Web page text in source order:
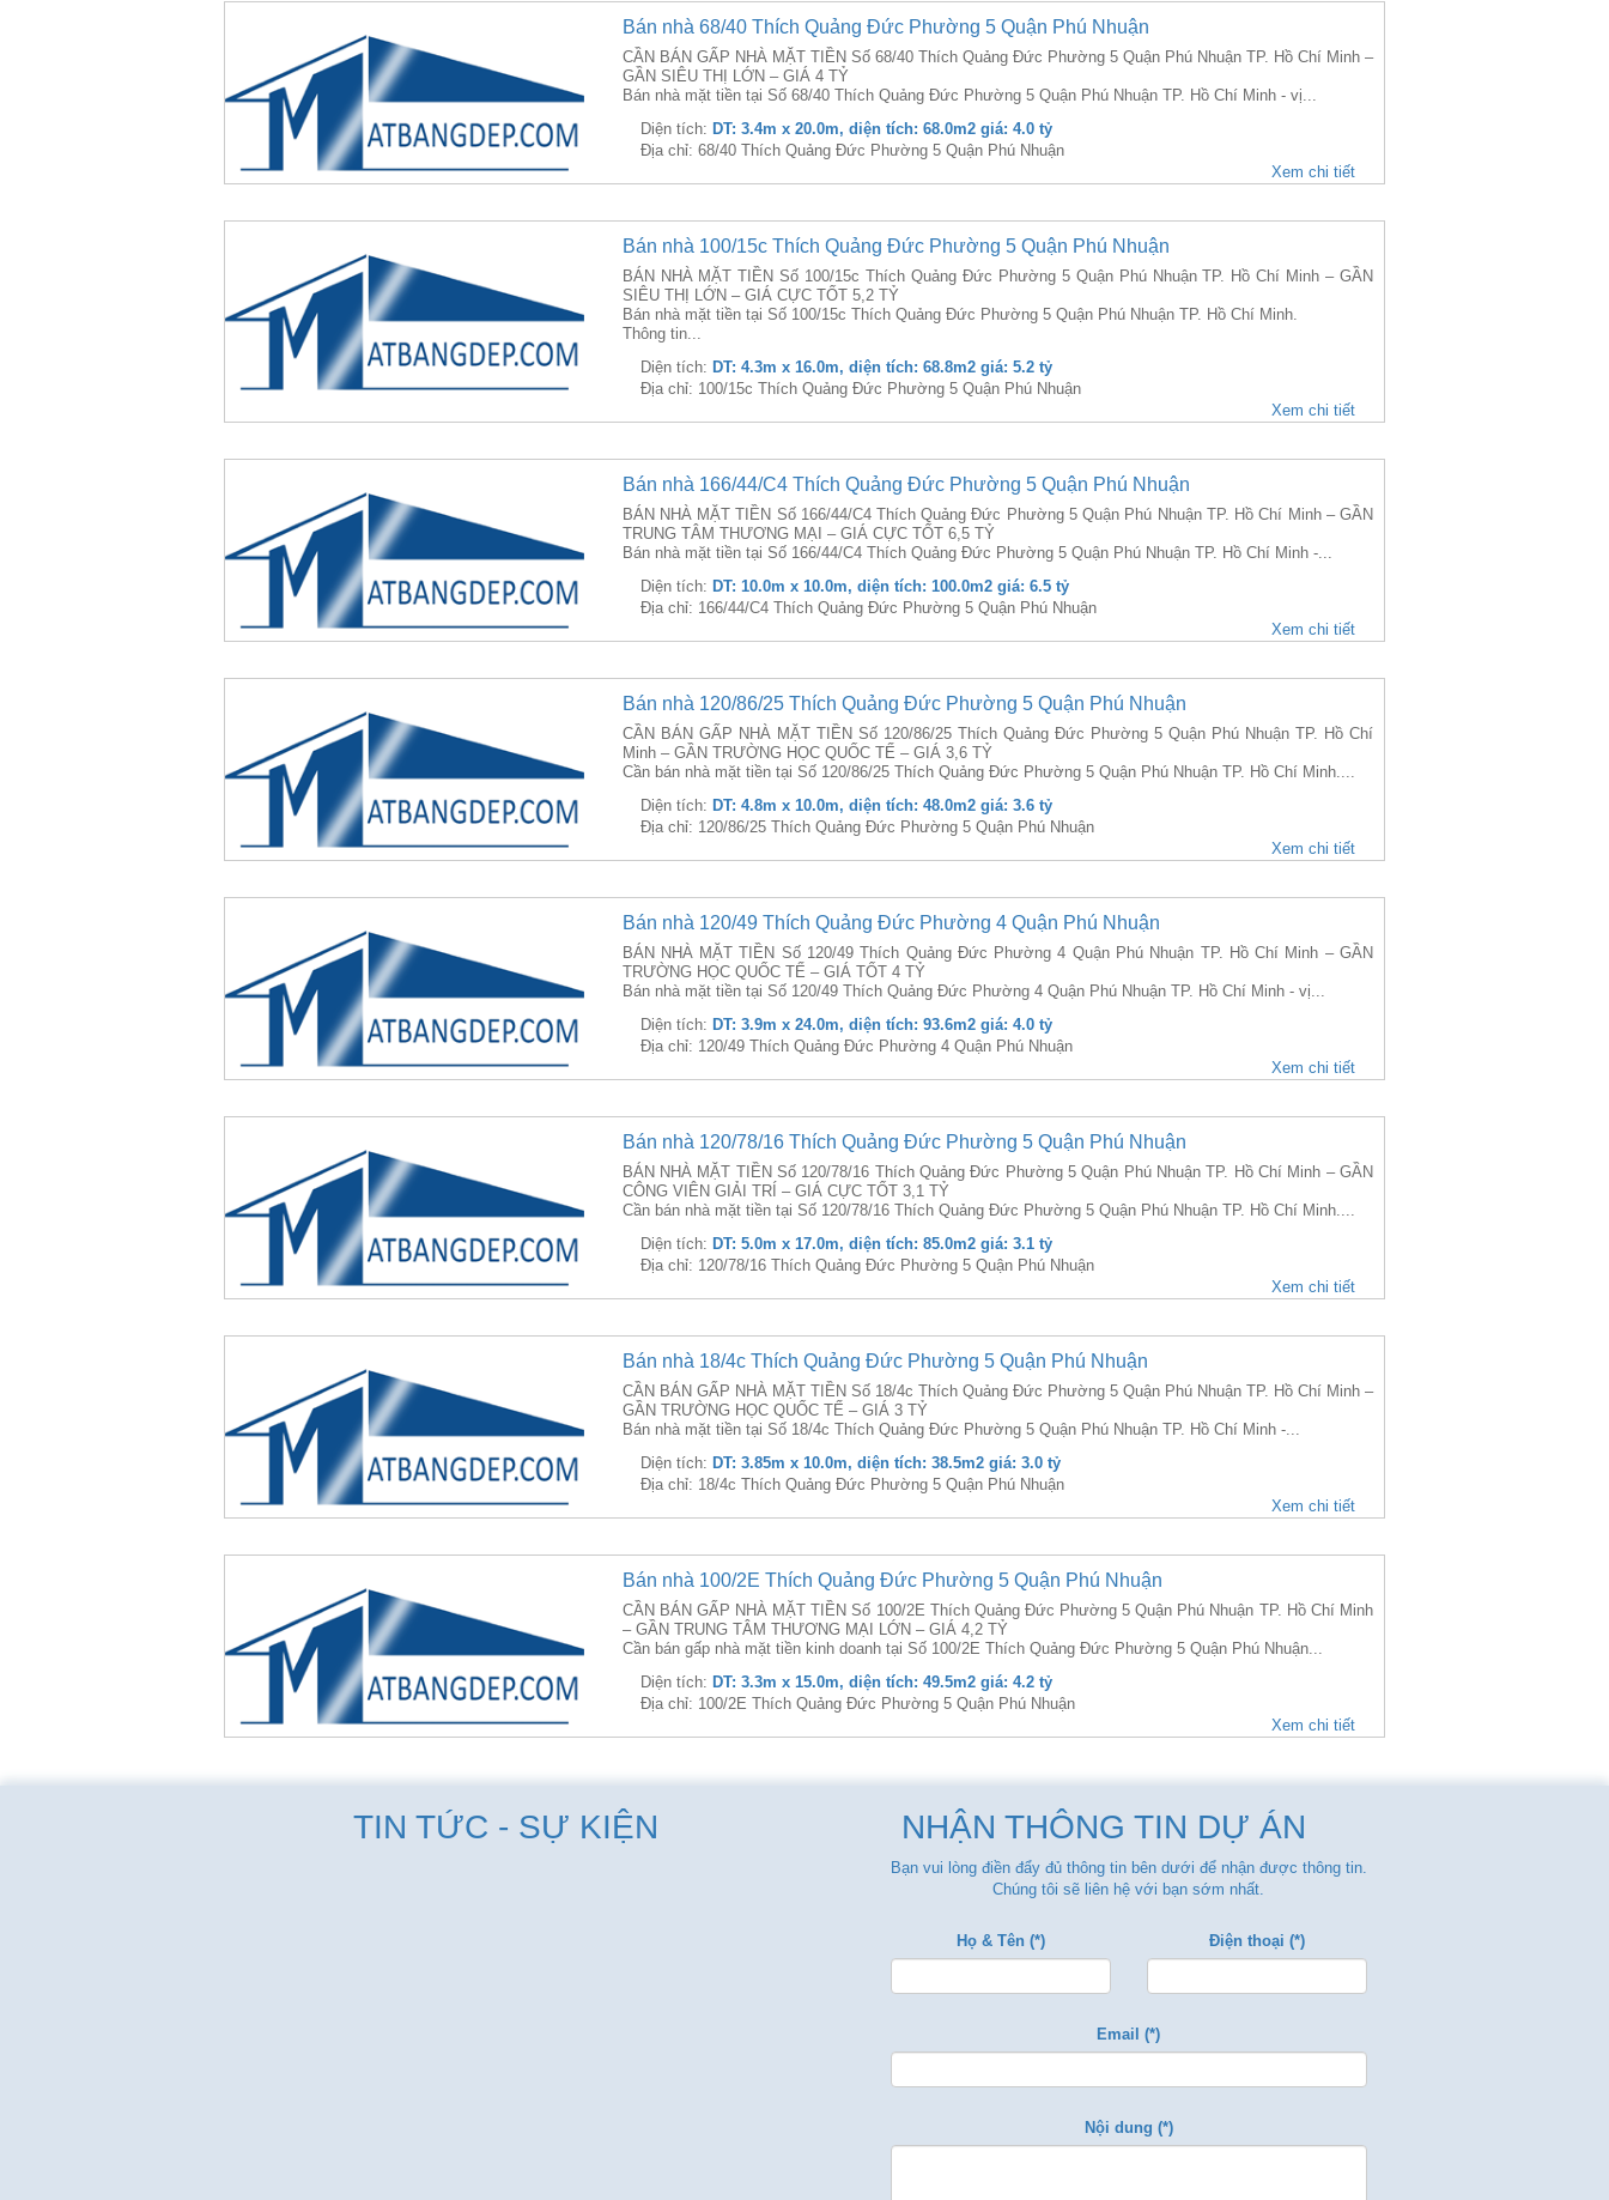
Bán nhà 68/40 Thích Quảng Đức Phường 5 Quận Phú Nhuận
CẦN BÁN GẤP NHÀ MẶT TIỀN Số 68/40 Thích Quảng Đức Phường 5 Quận Phú Nhuận TP. Hồ Chí Minh –
GẦN SIÊU THỊ LỚN – GIÁ 4 TỶ
Bán nhà mặt tiền tại Số 68/40 Thích Quảng Đức Phường 5 Quận Phú Nhuận TP. Hồ Chí Minh - vị...
Diện tích: DT: 3.4m x 20.0m, diện tích: 68.0m2 giá: 4.0 tỷ
Địa chỉ: 68/40 Thích Quảng Đức Phường 5 Quận Phú Nhuận
Xem chi tiết
Bán nhà 100/15c Thích Quảng Đức Phường 5 Quận Phú Nhuận
BÁN NHÀ MẶT TIỀN Số 100/15c Thích Quảng Đức Phường 5 Quận Phú Nhuận TP. Hồ Chí Minh – GẦN
SIÊU THỊ LỚN – GIÁ CỰC TỐT 5,2 TỶ
Bán nhà mặt tiền tại Số 100/15c Thích Quảng Đức Phường 5 Quận Phú Nhuận TP. Hồ Chí Minh.
Thông tin...
Diện tích: DT: 4.3m x 16.0m, diện tích: 68.8m2 giá: 5.2 tỷ
Địa chỉ: 100/15c Thích Quảng Đức Phường 5 Quận Phú Nhuận
Xem chi tiết
Bán nhà 166/44/C4 Thích Quảng Đức Phường 5 Quận Phú Nhuận
BÁN NHÀ MẶT TIỀN Số 166/44/C4 Thích Quảng Đức Phường 5 Quận Phú Nhuận TP. Hồ Chí Minh – GẦN
TRUNG TÂM THƯƠNG MẠI – GIÁ CỰC TỐT 6,5 TỶ
Bán nhà mặt tiền tại Số 166/44/C4 Thích Quảng Đức Phường 5 Quận Phú Nhuận TP. Hồ Chí Minh -...
Diện tích: DT: 10.0m x 10.0m, diện tích: 100.0m2 giá: 6.5 tỷ
Địa chỉ: 166/44/C4 Thích Quảng Đức Phường 5 Quận Phú Nhuận
Xem chi tiết
Bán nhà 120/86/25 Thích Quảng Đức Phường 5 Quận Phú Nhuận
CẦN BÁN GẤP NHÀ MẶT TIỀN Số 120/86/25 Thích Quảng Đức Phường 5 Quận Phú Nhuận TP. Hồ Chí
Minh – GẦN TRƯỜNG HỌC QUỐC TẾ – GIÁ 3,6 TỶ
Cần bán nhà mặt tiền tại Số 120/86/25 Thích Quảng Đức Phường 5 Quận Phú Nhuận TP. Hồ Chí Minh....
Diện tích: DT: 4.8m x 10.0m, diện tích: 48.0m2 giá: 3.6 tỷ
Địa chỉ: 120/86/25 Thích Quảng Đức Phường 5 Quận Phú Nhuận
Xem chi tiết
Bán nhà 120/49 Thích Quảng Đức Phường 4 Quận Phú Nhuận
BÁN NHÀ MẶT TIỀN Số 120/49 Thích Quảng Đức Phường 4 Quận Phú Nhuận TP. Hồ Chí Minh – GẦN
TRƯỜNG HỌC QUỐC TẾ – GIÁ TỐT 4 TỶ
Bán nhà mặt tiền tại Số 120/49 Thích Quảng Đức Phường 4 Quận Phú Nhuận TP. Hồ Chí Minh - vị...
Diện tích: DT: 3.9m x 24.0m, diện tích: 93.6m2 giá: 4.0 tỷ
Địa chỉ: 120/49 Thích Quảng Đức Phường 4 Quận Phú Nhuận
Xem chi tiết
Bán nhà 120/78/16 Thích Quảng Đức Phường 5 Quận Phú Nhuận
BÁN NHÀ MẶT TIỀN Số 120/78/16 Thích Quảng Đức Phường 5 Quận Phú Nhuận TP. Hồ Chí Minh – GẦN
CÔNG VIÊN GIẢI TRÍ – GIÁ CỰC TỐT 3,1 TỶ
Cần bán nhà mặt tiền tại Số 120/78/16 Thích Quảng Đức Phường 5 Quận Phú Nhuận TP. Hồ Chí Minh....
Diện tích: DT: 5.0m x 17.0m, diện tích: 85.0m2 giá: 3.1 tỷ
Địa chỉ: 120/78/16 Thích Quảng Đức Phường 5 Quận Phú Nhuận
Xem chi tiết
Bán nhà 18/4c Thích Quảng Đức Phường 5 Quận Phú Nhuận
CẦN BÁN GẤP NHÀ MẶT TIỀN Số 18/4c Thích Quảng Đức Phường 5 Quận Phú Nhuận TP. Hồ Chí Minh –
GẦN TRƯỜNG HỌC QUỐC TẾ – GIÁ 3 TỶ
Bán nhà mặt tiền tại Số 18/4c Thích Quảng Đức Phường 5 Quận Phú Nhuận TP. Hồ Chí Minh -...
Diện tích: DT: 3.85m x 10.0m, diện tích: 38.5m2 giá: 3.0 tỷ
Địa chỉ: 18/4c Thích Quảng Đức Phường 5 Quận Phú Nhuận
Xem chi tiết
Bán nhà 100/2E Thích Quảng Đức Phường 5 Quận Phú Nhuận
CẦN BÁN GẤP NHÀ MẶT TIỀN Số 100/2E Thích Quảng Đức Phường 5 Quận Phú Nhuận TP. Hồ Chí Minh
– GẦN TRUNG TÂM THƯƠNG MẠI LỚN – GIÁ 4,2 TỶ
Cần bán gấp nhà mặt tiền kinh doanh tại Số 100/2E Thích Quảng Đức Phường 5 Quận Phú Nhuận...
Diện tích: DT: 3.3m x 15.0m, diện tích: 49.5m2 giá: 4.2 tỷ
Địa chỉ: 100/2E Thích Quảng Đức Phường 5 Quận Phú Nhuận
Xem chi tiết
TIN TỨC - SỰ KIỆN NHẬN THÔNG TIN DỰ ÁN
Bạn vui lòng điền đẩy đủ thông tin bên dưới để nhận được thông tin.
Chúng tôi sẽ liên hệ với bạn sớm nhất.
Họ & Tên (*) Điện thoại (*)
Email (*)
Nội dung (*)